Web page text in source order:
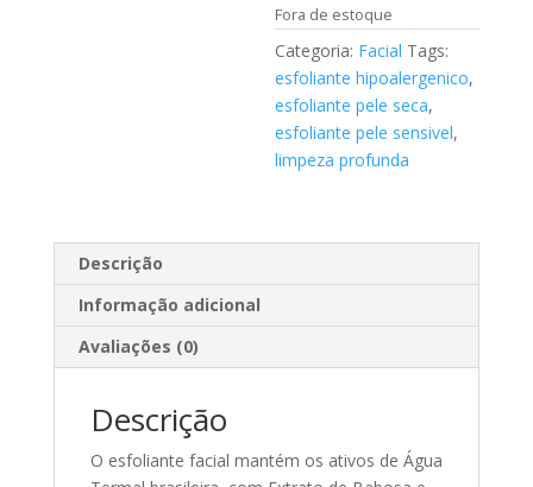
Fora de estoque
Categoria: Facial Tags:
esfoliante hipoalergenico,
esfoliante pele seca,
esfoliante pele sensivel,
limpeza profunda
Descrição
Informação adicional
Avaliações (0)
Descrição
O esfoliante facial mantém os ativos de Água